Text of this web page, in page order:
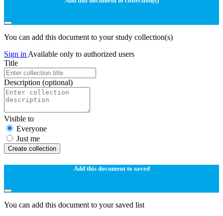
You can add this document to your study collection(s)
Sign in Available only to authorized users
Title
Description (optional)
Visible to
Everyone
Just me
Create collection
Add this document to saved
You can add this document to your saved list